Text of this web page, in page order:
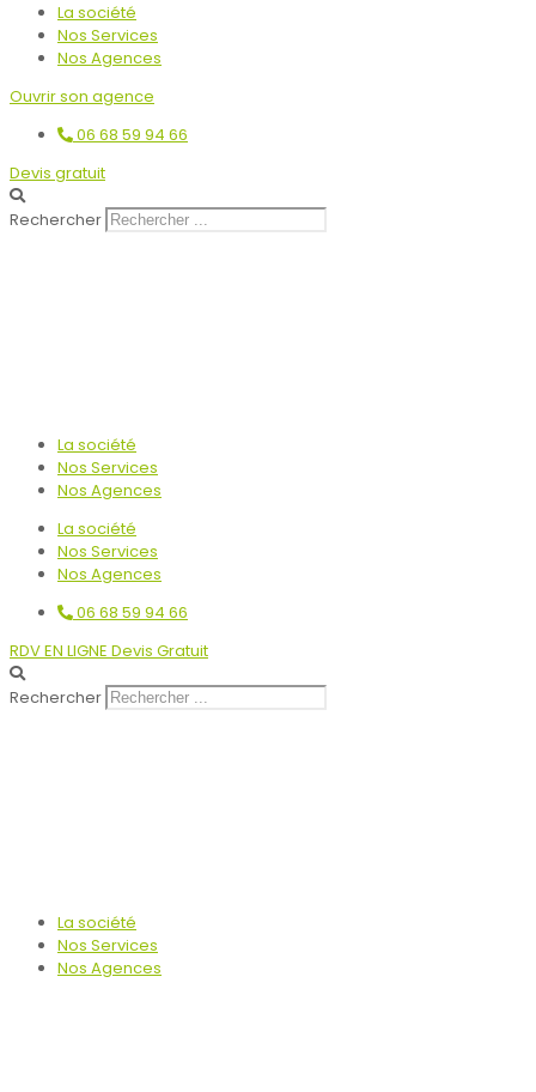
La société
Nos Services
Nos Agences
Ouvrir son agence
06 68 59 94 66
Devis gratuit
Rechercher
La société
Nos Services
Nos Agences
La société
Nos Services
Nos Agences
06 68 59 94 66
RDV EN LIGNE Devis Gratuit
Rechercher
La société
Nos Services
Nos Agences